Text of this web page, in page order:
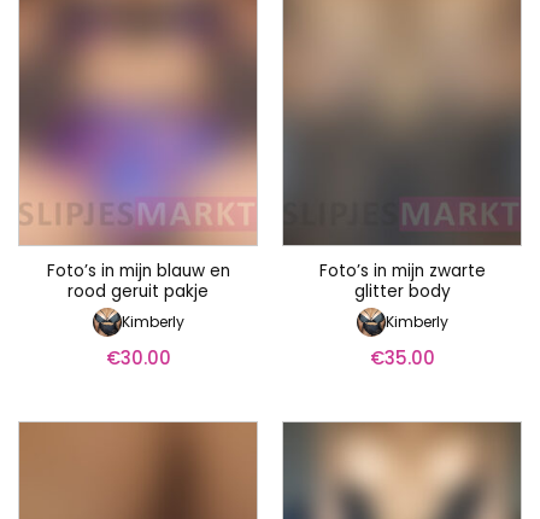
Foto’s in mijn blauw en
rood geruit pakje
Kimberly
€30.00
Foto’s in mijn zwarte
glitter body
Kimberly
€35.00